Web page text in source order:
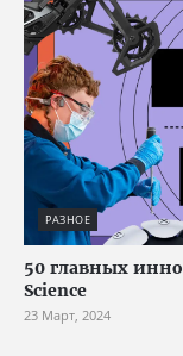
РАЗНОЕ
50 главных
Science
23 Март, 2024